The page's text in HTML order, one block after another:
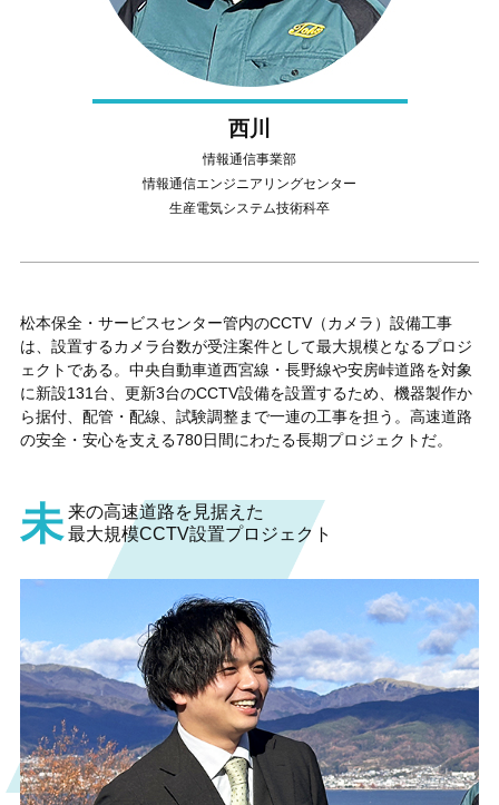
西川
情報通信事業部
情報通信エンジニアリングセンター
生産電気システム技術科卒
松本保全・サービスセンター管内のCCTV（カメラ）設備工事
は、設置するカメラ台数が受注案件として最大規模となるプロジ
ェクトである。中央自動車道西宮線・長野線や安房峠道路を対象
に新設131台、更新3台のCCTV設備を設置するため、機器製作か
ら据付、配管・配線、試験調整まで一連の工事を担う。高速道路
の安全・安心を支える780日間にわたる長期プロジェクトだ。
未 来の高速道路を見据えた
最大規模CCTV設置プロジェクト